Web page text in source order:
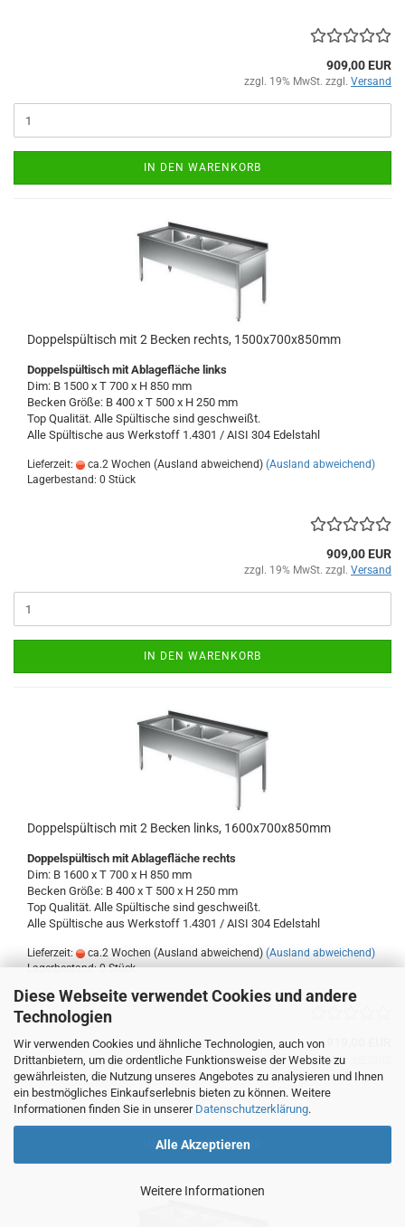
Diese Webseite verwendet Cookies und andere
Technologien
Wir verwenden Cookies und ähnliche Technologien, auch von
Drittanbietern, um die ordentliche Funktionsweise der Website zu
gewährleisten, die Nutzung unseres Angebotes zu analysieren und Ihnen
ein bestmögliches Einkaufserlebnis bieten zu können. Weitere
Informationen finden Sie in unserer Datenschutzerklärung.
Alle Akzeptieren
Weitere Informationen
909,00 EUR
zzgl. 19% MwSt. zzgl. Versand
IN DEN WARENKORB
Doppelspültisch mit 2 Becken rechts, 1500x700x850mm
Doppelspültisch mit Ablagefläche links
Dim: B 1500 x T 700 x H 850 mm
Becken Größe: B 400 x T 500 x H 250 mm
Top Qualität. Alle Spültische sind geschweißt.
Alle Spültische aus Werkstoff 1.4301 / AISI 304 Edelstahl
Lieferzeit: ca.2 Wochen (Ausland abweichend) (Ausland abweichend)
Lagerbestand: 0 Stück
909,00 EUR
zzgl. 19% MwSt. zzgl. Versand
IN DEN WARENKORB
Doppelspültisch mit 2 Becken links, 1600x700x850mm
Doppelspültisch mit Ablagefläche rechts
Dim: B 1600 x T 700 x H 850 mm
Becken Größe: B 400 x T 500 x H 250 mm
Top Qualität. Alle Spültische sind geschweißt.
Alle Spültische aus Werkstoff 1.4301 / AISI 304 Edelstahl
Lieferzeit: ca.2 Wochen (Ausland abweichend) (Ausland abweichend)
Lagerbestand: 0 Stück
zzgl. 19% MwSt. zzgl.
IN DEN WARENKORB